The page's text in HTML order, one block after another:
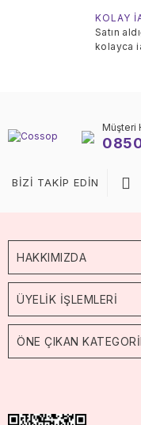
KOLAY
Satın
kolayca
Müşteri
BİZİ TAKİP EDİN
HAKKIMIZDA
ÜYELİK İŞLEMLERİ
ÖNE ÇIKAN